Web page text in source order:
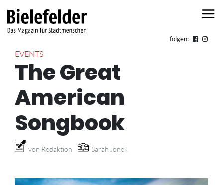
folgen:
EVENTS
The Great
American
Songbook
von Redaktion Sarah Jonek